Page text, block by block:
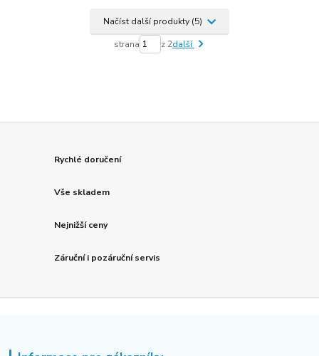
Načíst další produkty (5)
strana z 2další
Rychlé doručení
Vše skladem
Nejnižší ceny
Záruční i pozáruční servis